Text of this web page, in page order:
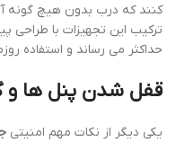
کنند که درب بدون هیچ گونه
ترکیب این تجهیزات با
حداکثر می رساند و استفاده
قفل شدن پنل ها و
یکی دیگر از نکات مهم امنیتی